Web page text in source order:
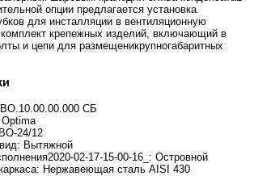
опции предлагается установка
для инсталляции в вентиляционную
крепежных изделий, включающий в
и цепи для размещеникрупногабаритных
СБ
24/12
вид: Вытяжной
02-17-15-00-16_: Островной
Нержавеющая сталь AISI 430